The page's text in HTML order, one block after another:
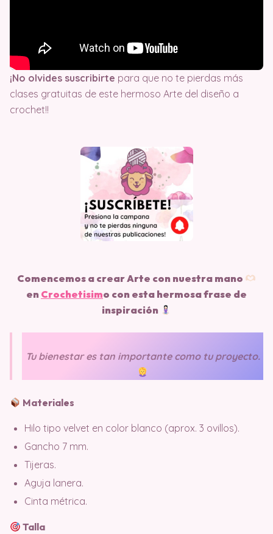
¡No olvides suscribirte para que no te pierdas más
clases gratuitas de este hermoso Arte del diseño a
crochet!!
Comencemos a crear Arte con nuestra mano
en Crochetisimo con esta hermosa frase de
inspiración
Tu bienestar es tan importante como tu proyecto.
Materiales
Hilo tipo velvet en color blanco (aprox. 3 ovillos).
Gancho 7 mm.
Tijeras.
Aguja lanera.
Cinta métrica.
Talla